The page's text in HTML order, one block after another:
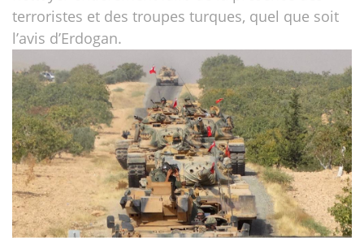
terroristes et des troupes turques, quel que soit
l’avis d’Erdogan.